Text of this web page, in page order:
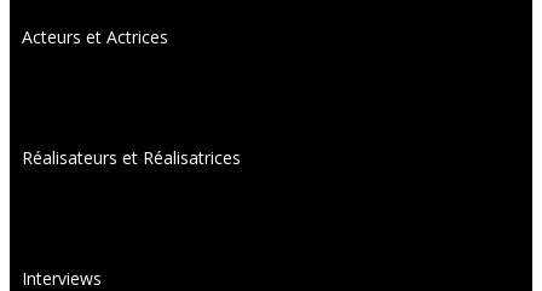
Acteurs et Actrices
Réalisateurs et Réalisatrices
Interviews